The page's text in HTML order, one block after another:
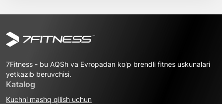
7Fitness - bu AQSh va Evropadan ko'p brendli fitnes uskunalari
yetkazib beruvchisi.
Katalog
Kuchni mashq qilish uchun